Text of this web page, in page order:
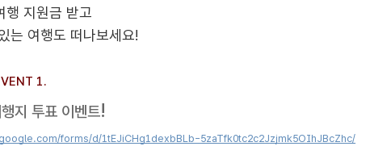
행 지원금 받고
는 여행도 떠나보세요!
1.
지 투표 이벤트!
forms/d/1tEJiCHg1dexbBLb-5zaTfk0tc2c2Jzjmk5OIhJBcZhc/